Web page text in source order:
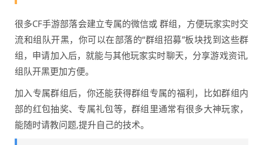
很多CF手游部落会建立专属的微信或 群组，方便玩家实时交
流和组队开黑，你可以在部落的“群组招募”板块找到这些群
组，申请加入后，就能与其他玩家实时聊天，分享游戏资讯,
组队开黑更加方便。
加入专属群组后，你还能获得群组专属的福利，比如群组内
部的红包抽奖、专属礼包等，群组里通常有很多大神玩家，
能随时请教问题,提升自己的技术。